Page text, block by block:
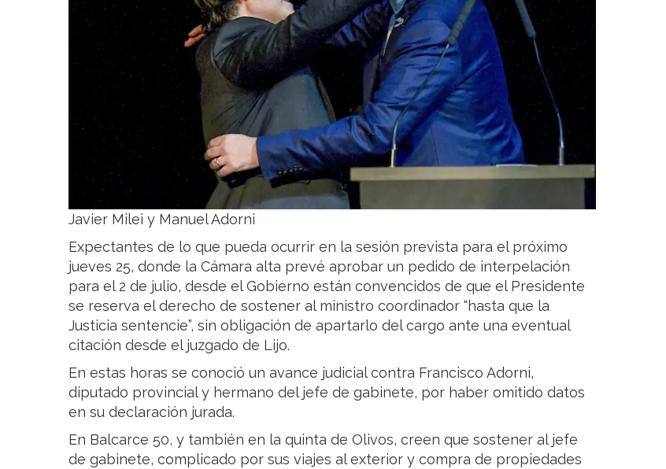
Javier Milei y Manuel Adorni
Expectantes de lo que pueda ocurrir en la sesión prevista para el próximo
jueves 25, donde la Cámara alta prevé aprobar un pedido de interpelación
para el 2 de julio, desde el Gobierno están convencidos de que el Presidente
se reserva el derecho de sostener al ministro coordinador “hasta que la
Justicia sentencie”, sin obligación de apartarlo del cargo ante una eventual
citación desde el juzgado de Lijo.
En estas horas se conoció un avance judicial contra Francisco Adorni,
diputado provincial y hermano del jefe de gabinete, por haber omitido datos
en su declaración jurada.
En Balcarce 50, y también en la quinta de Olivos, creen que sostener al jefe
de gabinete, complicado por sus viajes al exterior y compra de propiedades